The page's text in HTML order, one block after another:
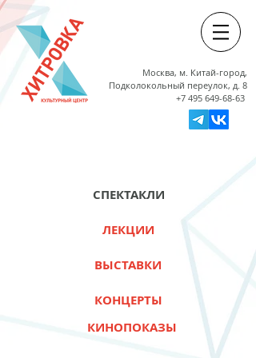
Москва, м. Китай-город,
Подколокольный переулок, д. 8
+7 495 649-68-63
СПЕКТАКЛИ
ЛЕКЦИИ
ВЫСТАВКИ
КОНЦЕРТЫ
КИНОПОКАЗЫ